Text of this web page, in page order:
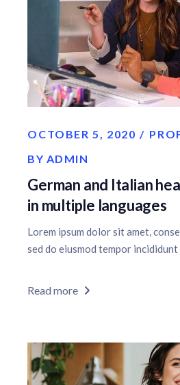
OCTOBER 5, 2020
BY ADMIN
German and Italian
in multiple languages
Lorem ipsum dolor sit amet,
sed do eiusmod tempor
Read more